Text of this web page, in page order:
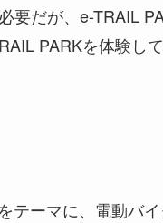
要だが、e-TRAIL
PARKを体験し
テーマに、電動バ